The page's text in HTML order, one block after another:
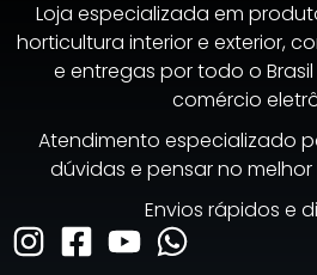
Loja especializada em
horticultura interior e exterior,
e entregas por todo o
comércio
Atendimento especializado
dúvidas e pensar no
Envios rápidos e